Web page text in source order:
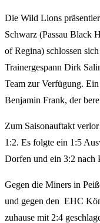
Die Wild Lions
Schwarz (Passau Black
of Regina) schlossen
Trainergespann Dirk
Team zur Verfügung.
Benjamin Frank, der
Zum Saisonauftakt
1:2. Es folgte ein 1:5
Dorfen und ein 3:2 nach
Gegen die Miners in
und gegen den EHC
zuhause mit 2:4